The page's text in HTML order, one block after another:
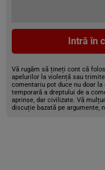
Intră în
Vă rugăm să țineți cont că
apelurilor la violență sau
comentariu pot duce nu doar
temporară a dreptului de a
aprinse, dar civilizate. Vă
discuție bazată pe argumente,